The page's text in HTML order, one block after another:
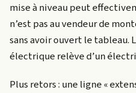
mise à niveau peut
n’est pas au vendeur de
sans avoir ouvert le tableau.
électrique relève d’un
Plus retors : une ligne «